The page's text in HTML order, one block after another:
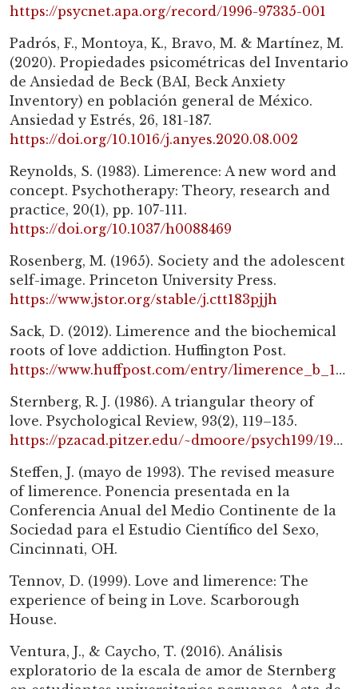
https://psycnet.apa.org/record/1996-97335-001
Padrós, F., Montoya, K., Bravo, M. & Martínez, M.
(2020). Propiedades psicométricas del Inventario
de Ansiedad de Beck (BAI, Beck Anxiety
Inventory) en población general de México.
Ansiedad y Estrés, 26, 181-187.
https://doi.org/10.1016/j.anyes.2020.08.002
Reynolds, S. (1983). Limerence: A new word and
concept. Psychotherapy: Theory, research and
practice, 20(1), pp. 107-111.
https://doi.org/10.1037/h0088469
Rosenberg, M. (1965). Society and the adolescent
self-image. Princeton University Press.
https://www.jstor.org/stable/j.ctt183pjjh
Sack, D. (2012). Limerence and the biochemical
roots of love addiction. Huffington Post.
https://www.huffpost.com/entry/limerence_b_1627089
Sternberg, R. J. (1986). A triangular theory of
love. Psychological Review, 93(2), 119–135.
https://pzacad.pitzer.edu/~dmoore/psych199/1986_sternberg_trianglelove.pdf
Steffen, J. (mayo de 1993). The revised measure
of limerence. Ponencia presentada en la
Conferencia Anual del Medio Continente de la
Sociedad para el Estudio Científico del Sexo,
Cincinnati, OH.
Tennov, D. (1999). Love and limerence: The
experience of being in Love. Scarborough
House.
Ventura, J., & Caycho, T. (2016). Análisis
exploratorio de la escala de amor de Sternberg